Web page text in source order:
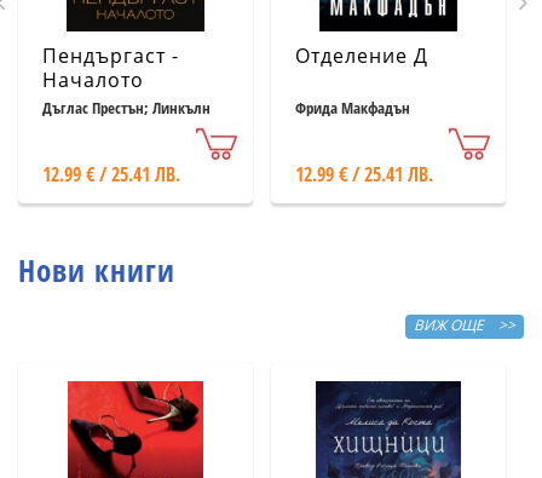
Пендъргаст -
Началото
Дъглас Престън; Линкълн
12.99 € / 25.41 ЛВ.
Отделение Д
Фрида Макфадън
12.99 € / 25.41 ЛВ.
Нови книги
ВИЖ ОЩЕ >>